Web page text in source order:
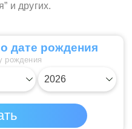
и других.
дате рождения
рождения